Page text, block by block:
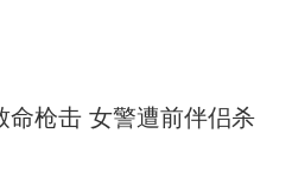
命枪击 女警遭前伴侣杀